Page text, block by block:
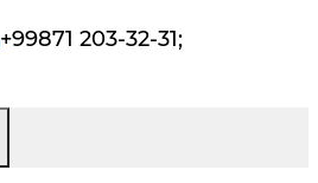
+99871 203-32-31;